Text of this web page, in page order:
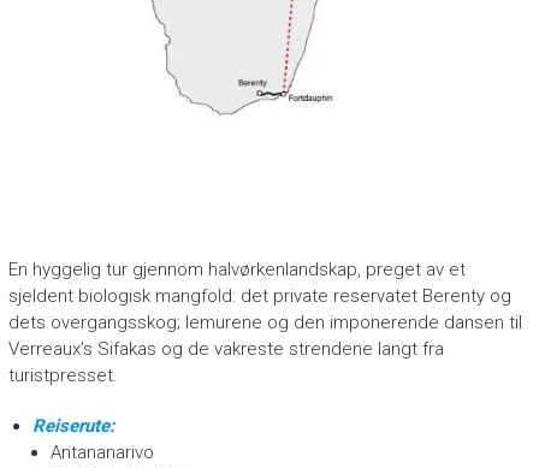
En hyggelig tur gjennom halvørkenlandskap, preget av et
sjeldent biologisk mangfold: det private reservatet Berenty og
dets overgangsskog; lemurene og den imponerende dansen til
Verreaux’s Sifakas og de vakreste strendene langt fra
turistpresset.
Reiserute:
Antananarivo